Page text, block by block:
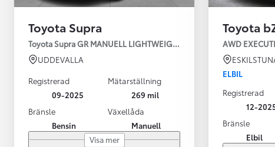
Från 599 900 kr
Toyota Supra
Toyota Supra GR MANUELL LIGHTWEIGHT EVO / OMG LEV!
UDDEVALLA
Registrerad
09-2025
Mätarställning
269 mil
Bränsle
Bensin
Växellåda
Manuell
Visa mer
Toyota
ELBIL
Registrerad
12-
Bränsle
Elbil